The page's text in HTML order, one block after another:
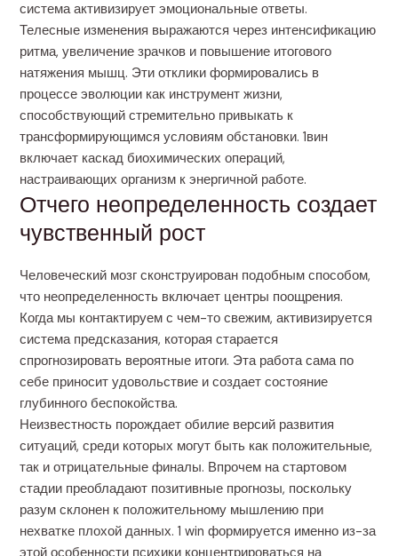
система активизирует эмоциональные ответы.
Телесные изменения выражаются через интенсификацию
ритма, увеличение зрачков и повышение итогового
натяжения мышц. Эти отклики формировались в
процессе эволюции как инструмент жизни,
способствующий стремительно привыкать к
трансформирующимся условиям обстановки. 1вин
включает каскад биохимических операций,
настраивающих организм к энергичной работе.
Отчего неопределенность создает
чувственный рост
Человеческий мозг сконструирован подобным способом,
что неопределенность включает центры поощрения.
Когда мы контактируем с чем-то свежим, активизируется
система предсказания, которая старается
спрогнозировать вероятные итоги. Эта работа сама по
себе приносит удовольствие и создает состояние
глубинного беспокойства.
Неизвестность порождает обилие версий развития
ситуаций, среди которых могут быть как положительные,
так и отрицательные финалы. Впрочем на стартовом
стадии преобладают позитивные прогнозы, поскольку
разум склонен к положительному мышлению при
нехватке плохой данных. 1 win формируется именно из-за